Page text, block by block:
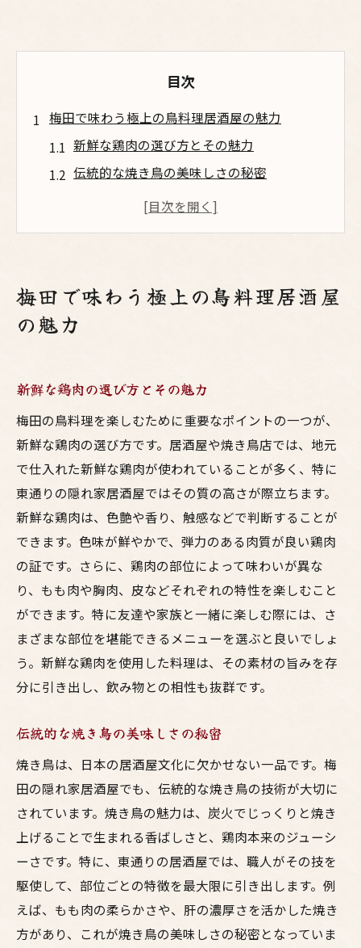
目次
梅田で味わう極上の鳥料理居酒屋の魅力
新鮮な鶏肉の選び方とその魅力
伝統的な焼き鳥の美味しさの秘密
創作鳥料理のユニークな楽しみ方
東通りの隠れ家で楽しむ美味しい鳥料理体験
隠れ家居酒屋の選び方と楽しみ方
ー
友達と楽しむアットホームな空間
地域限定の地酒と焼酎を味わう
東通りの四季折々の食材を活かした料理
隠れ家ならではのプライベートなひととき
梅田の居酒屋で友達と過ごす美味いひととき
友達と行きたい梅田のおすすめ居酒屋
シェアして楽しむ鳥料理のバラエティ
梅田の居酒屋で楽しむカジュアルな夜
お酒とのペアリングで盛り上がる食事
仕事終わりに立ち寄りたい居心地の良さ
思い出に残る美味いひとときの演出
家族で楽しむ梅田の居酒屋選び
子供も喜ぶ優しい味わいの鳥料理
家族団らんにぴったりなメニュー
梅田の居酒屋で味わう季節の美味しさ
家族で楽しむお酒のない居酒屋体験
心温まるサービスで迎える特別な日
呑みに最適！梅田東通りの美味い居酒屋ガイド
呑み歩きにぴったりな居酒屋の選び方
梅田で味わう極上の鳥料理居酒屋
の魅力
新鮮な鶏肉の選び方とその魅力
梅田の鳥料理を楽しむために重要なポイントの一つが、
新鮮な鶏肉の選び方です。居酒屋や焼き鳥店では、地元
で仕入れた新鮮な鶏肉が使われていることが多く、特に
東通りの隠れ家居酒屋ではその質の高さが際立ちます。
新鮮な鶏肉は、色艶や香り、触感などで判断することが
できます。色味が鮮やかで、弾力のある肉質が良い鶏肉
の証です。さらに、鶏肉の部位によって味わいが異な
り、もも肉や胸肉、皮などそれぞれの特性を楽しむこと
ができます。特に友達や家族と一緒に楽しむ際には、さ
まざまな部位を堪能できるメニューを選ぶと良いでしょ
う。新鮮な鶏肉を使用した料理は、その素材の旨みを存
分に引き出し、飲み物との相性も抜群です。
伝統的な焼き鳥の美味しさの秘密
焼き鳥は、日本の居酒屋文化に欠かせない一品です。梅
田の隠れ家居酒屋でも、伝統的な焼き鳥の技術が大切に
されています。焼き鳥の魅力は、炭火でじっくりと焼き
上げることで生まれる香ばしさと、鶏肉本来のジューシ
ーさです。特に、東通りの居酒屋では、職人がその技を
駆使して、部位ごとの特徴を最大限に引き出します。例
えば、もも肉の柔らかさや、肝の濃厚さを活かした焼き
方があり、これが焼き鳥の美味しさの秘密となっていま